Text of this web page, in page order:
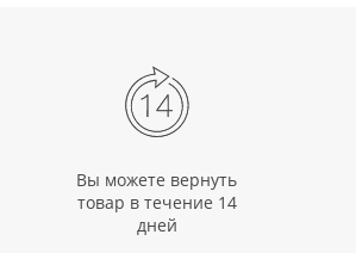
Вы можете вернуть
товар в течение 14
дней